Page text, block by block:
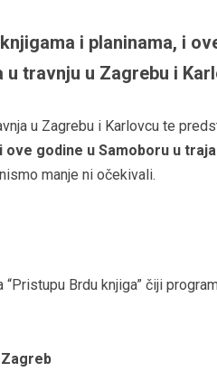
i planinama, i
travnju u Zagrebu i
u Zagrebu i Karlovcu te
i ove godine u Samoboru u
manje ni očekivali.
Brdu knjiga” čiji
Zagreb